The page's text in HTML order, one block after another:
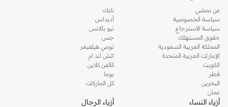
اليه.
تسوقي دوروثي بيركنز اون لاين الرياض
تسوقي دوروثي بيركنز اون لاين من نمشي واستمتعي باكثر من الف ستايل من مجموعة
دوروثي بيركنز الشهيرة. تصفحي المجموعة كاملة في متجر دوروثي بيركنز اون لاين او
استخدمي القائمة لتحديد تجربة تسوق دوروثي بيركنز اون لاين. خدمة التوصيل السريعة
والدعم الاستثنائي يضمن لك تجربة تسوق ممتعة دائما مع نمشي.
عن نمشي
سياسة الخصوصية
سياسة الاسترجاع
حقوق المستهلك
المملكة العربية السعودية
الإمارات العربية المتحدة
الكويت
قطر
البحرين
عمان
نايك
أديداس
نيو بالانس
جس
تومي هيلفيغر
اتش اند ام
كالفن كلاين
بوما
كل الماركات
أزياء النساء أزياء الرجال